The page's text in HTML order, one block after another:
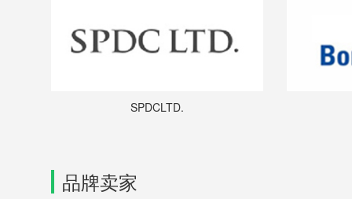
SPDCLTD.
品牌卖家